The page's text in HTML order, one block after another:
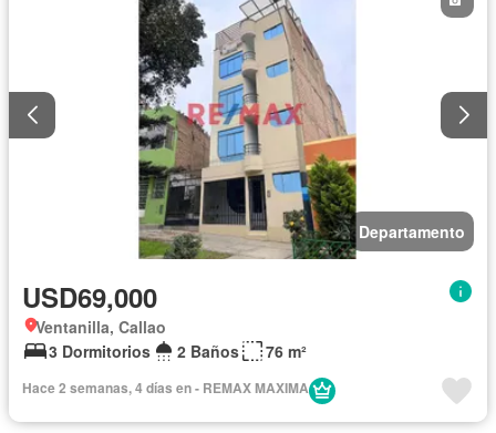
Departamento
USD69,000
Ventanilla, Callao
3 Dormitorios
2 Baños 76 m²
Hace 2 semanas, 4 días en - REMAX MAXIMA